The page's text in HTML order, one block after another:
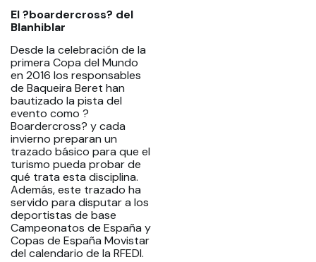
El ?boardercross? del
Blanhiblar
Desde la celebración de la
primera Copa del Mundo
en 2016 los responsables
de Baqueira Beret han
bautizado la pista del
evento como ?
Boardercross? y cada
invierno preparan un
trazado básico para que el
turismo pueda probar de
qué trata esta disciplina.
Además, este trazado ha
servido para disputar a los
deportistas de base
Campeonatos de España y
Copas de España Movistar
del calendario de la RFEDI.